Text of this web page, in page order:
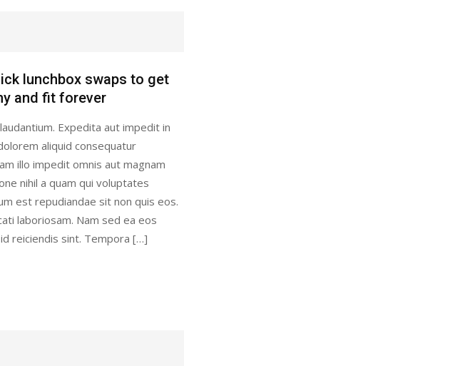
lunchbox swaps to get
and fit forever
Expedita aut impedit in
aliquid consequatur
illo impedit omnis aut magnam
nihil a quam qui voluptates
est repudiandae sit non quis eos.
laboriosam. Nam sed ea eos
reiciendis sint. Tempora […]